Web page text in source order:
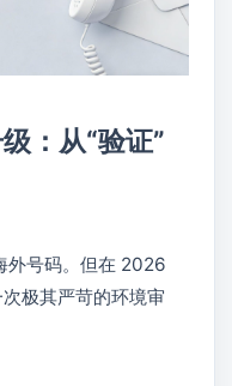
：从“验证”
外号码。但在 2026
极其严苛的环境审